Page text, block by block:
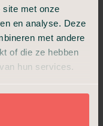
site met onze
en analyse. Deze
met andere
of die ze hebben
hun services.
rode
w...